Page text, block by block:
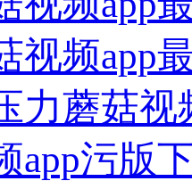
视频app
力蘑菇视
app污版